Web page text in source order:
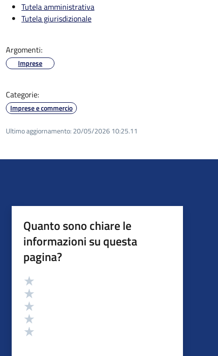
Tutela amministrativa
Tutela giurisdizionale
Argomenti:
Imprese
Categorie:
Imprese e commercio
Ultimo aggiornamento: 20/05/2026 10:25.11
Quanto sono chiare le
informazioni su questa
pagina?
Valutazione